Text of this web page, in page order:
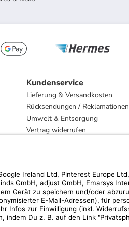
Kundenservice
Lieferung & Versandkosten
Rücksendungen / Reklamationen
Umwelt & Entsorgung
Vertrag widerrufen